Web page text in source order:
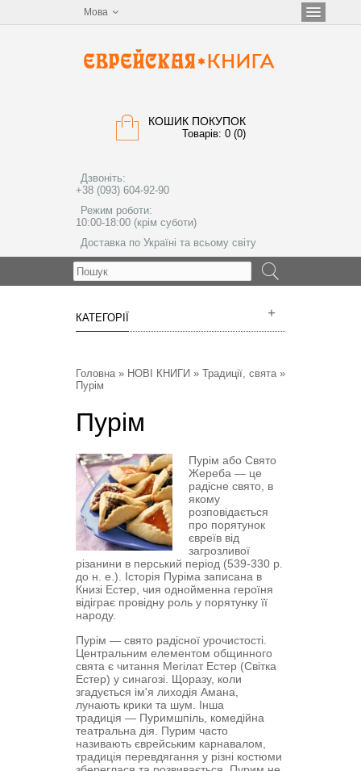
Мова
КОШИК ПОКУПОК
Товарів: 0 (0)
Дзвоніть:
+38 (093) 604-92-90
Режим роботи:
10:00-18:00 (крім суботи)
Доставка по Україні та всьому світу
КАТЕГОРІЇ
Головна» НОВІ КНИГИ » Традиції, свята»
Пурім
Пурім
Пурім або Свято
Жереба — це
радісне свято, в
якому
розповідається
про порятунок
євреїв від
загрозливої
різанини в перський період (539-330 р.
до н. е.). Історія Пуріма записана в
Книзі Естер, чия однойменна героїня
відіграє провідну роль у порятунку її
народу.
Пурім — свято радісної урочистості.
Центральним елементом общинного
свята є читання Мегілат Естер (Світка
Естер) у синагозі. Щоразу, коли
згадується ім'я лиходія Амана,
лунають крики та шум. Інша
традиція — Пуримшпіль, комедійна
театральна дія. Пурим часто
називають єврейським карнавалом,
традиція перевдягання у різні костюми